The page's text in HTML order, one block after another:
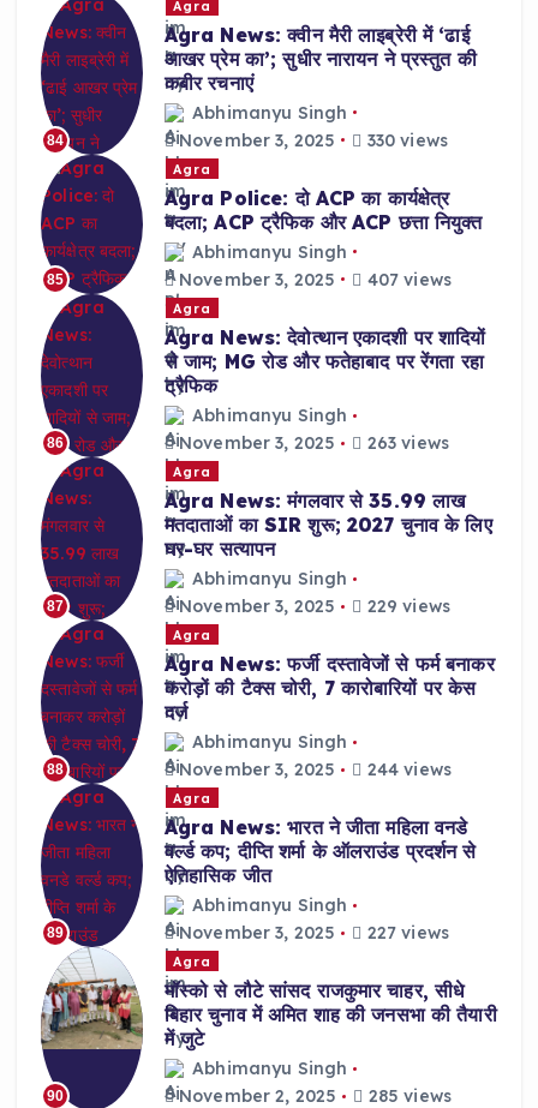
84
Agra
Agra News: क्वीन मैरी लाइब्रेरी में ‘ढाई
आखर प्रेम का’; सुधीर नारायन ने प्रस्तुत की
कबीर रचनाएं
Abhimanyu Singh
November 3, 2025
330 views
85
Agra
Agra Police: दो ACP का कार्यक्षेत्र
बदला; ACP ट्रैफिक और ACP छत्ता नियुक्त
Abhimanyu Singh
November 3, 2025
407 views
86
Agra
Agra News: देवोत्थान एकादशी पर शादियों
से जाम; MG रोड और फतेहाबाद पर रेंगता रहा
ट्रैफिक
Abhimanyu Singh
November 3, 2025
263 views
87
Agra
Agra News: मंगलवार से 35.99 लाख
मतदाताओं का SIR शुरू; 2027 चुनाव के लिए
घर-घर सत्यापन
Abhimanyu Singh
November 3, 2025
229 views
88
Agra
Agra News: फर्जी दस्तावेजों से फर्म बनाकर
करोड़ों की टैक्स चोरी, 7 कारोबारियों पर केस
दर्ज
Abhimanyu Singh
November 3, 2025
244 views
89
Agra
Agra News: भारत ने जीता महिला वनडे
वर्ल्ड कप; दीप्ति शर्मा के ऑलराउंड प्रदर्शन से
ऐतिहासिक जीत
Abhimanyu Singh
November 3, 2025
227 views
90
Agra
मॉस्को से लौटे सांसद राजकुमार चाहर, सीधे
बिहार चुनाव में अमित शाह की जनसभा की तैयारी
में जुटे
Abhimanyu Singh
November 2, 2025
285 views